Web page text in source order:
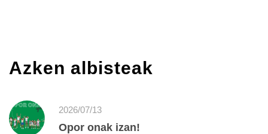
Azken albisteak
2026/07/13
Opor onak izan!